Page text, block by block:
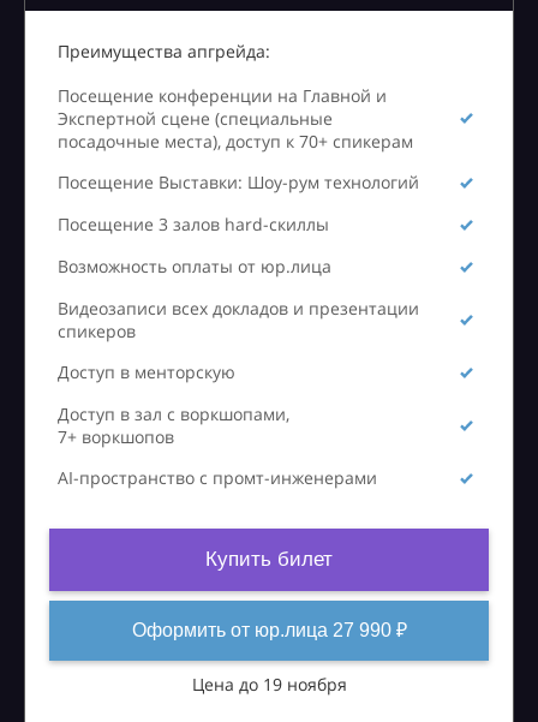
Преимущества апгрейда:
Посещение конференции на Главной и
Экспертной сцене (специальные
посадочные места), доступ к 70+ спикерам
Посещение Выставки: Шоу-рум технологий
Посещение 3 залов hard-скиллы
Возможность оплаты от юр.лица
Видеозаписи всех докладов и презентации
спикеров
Доступ в менторскую
Доступ в зал с воркшопами,
7+ воркшопов
AI-пространство с промт-инженерами
Купить билет
Оформить от юр.лица 27 990 ₽
Цена до 19 ноября